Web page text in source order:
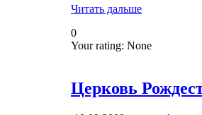
Читать дальше
0
Your rating: None
Церковь